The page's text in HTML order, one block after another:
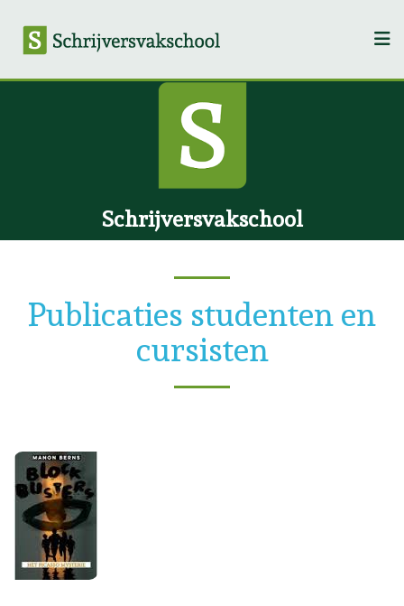
Schrijversvakschool
Publicaties studenten en
cursisten